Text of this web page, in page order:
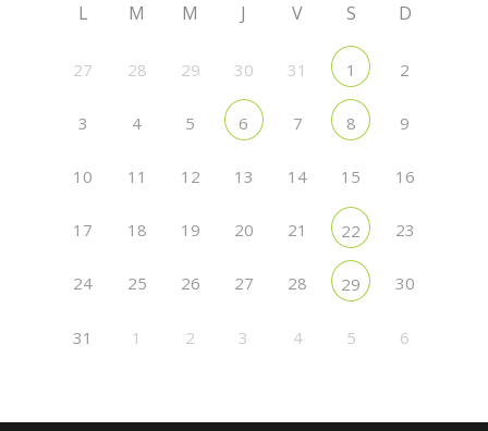
L M M J V S D
27 28 29 30 31 1 2
3 4 5 6 7 8 9
10 11 12 13 14 15 16
17 18 19 20 21 22 23
24 25 26 27 28 29 30
31 1 2 3 4 5 6